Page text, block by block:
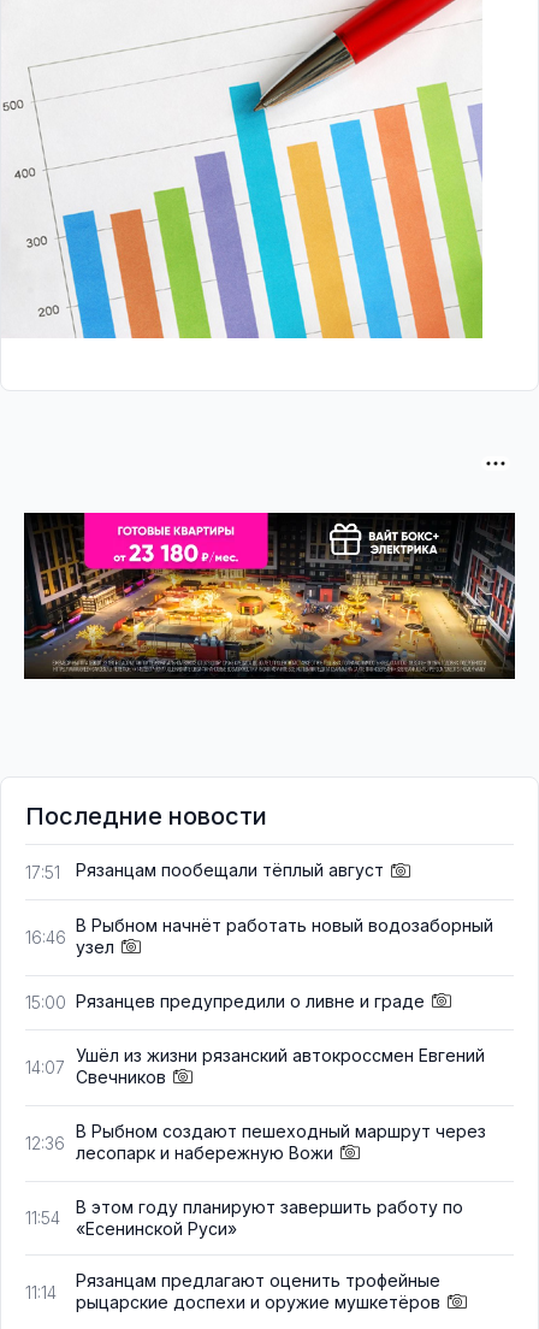
Последние новости
17:51 Рязанцам пообещали тёплый август
16:46
В Рыбном начнёт работать новый водозаборный
узел
15:00 Рязанцев предупредили о ливне и граде
14:07
Ушёл из жизни рязанский автокроссмен Евгений
Свечников
12:36
В Рыбном создают пешеходный маршрут через
лесопарк и набережную Вожи
11:54
В этом году планируют завершить работу по
«Есенинской Руси»
11:14
Рязанцам предлагают оценить трофейные
рыцарские доспехи и оружие мушкетёров